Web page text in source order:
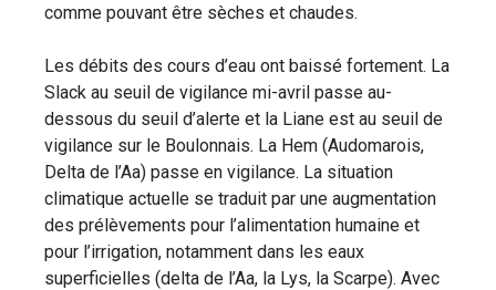
comme pouvant être sèches et chaudes.
Les débits des cours d’eau ont baissé fortement. La
Slack au seuil de vigilance mi-avril passe au-
dessous du seuil d’alerte et la Liane est au seuil de
vigilance sur le Boulonnais. La Hem (Audomarois,
Delta de l’Aa) passe en vigilance. La situation
climatique actuelle se traduit par une augmentation
des prélèvements pour l’alimentation humaine et
pour l’irrigation, notamment dans les eaux
superficielles (delta de l’Aa, la Lys, la Scarpe). Avec